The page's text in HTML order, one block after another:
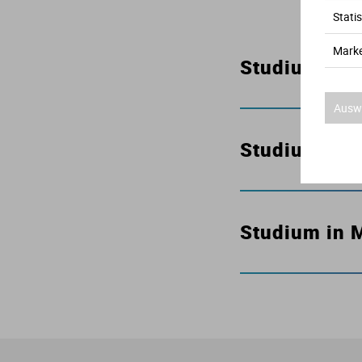
Studium in
Studium in
Studium in